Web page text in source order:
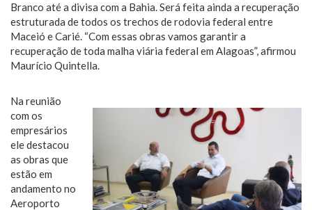
Branco até a divisa com a Bahia. Será feita ainda a recuperação
estruturada de todos os trechos de rodovia federal entre
Maceió e Carié. “Com essas obras vamos garantir a
recuperação de toda malha viária federal em Alagoas”, afirmou
Maurício Quintella.
Na reunião
com os
empresários
ele destacou
as obras que
estão em
andamento no
Aeroporto